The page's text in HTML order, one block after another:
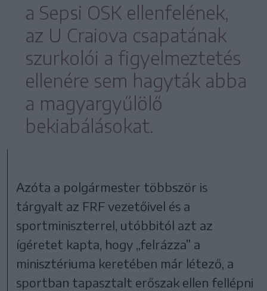
a Sepsi OSK ellenfelének,
az U Craiova csapatának
szurkolói a figyelmeztetés
ellenére sem hagyták abba
a magyargyűlölő
bekiabálásokat.
Azóta a polgármester többször is
tárgyalt az FRF vezetőivel és a
sportminiszterrel, utóbbitól azt az
ígéretet kapta, hogy „felrázza” a
minisztériuma keretében már létező, a
sportban tapasztalt erőszak ellen fellépni